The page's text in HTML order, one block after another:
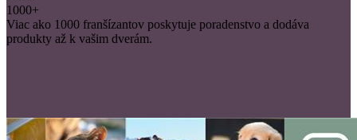
1000+
Viac ako 1000 franšízantov poskytuje poradenstvo a dodáva
produkty až k vašim dverám.